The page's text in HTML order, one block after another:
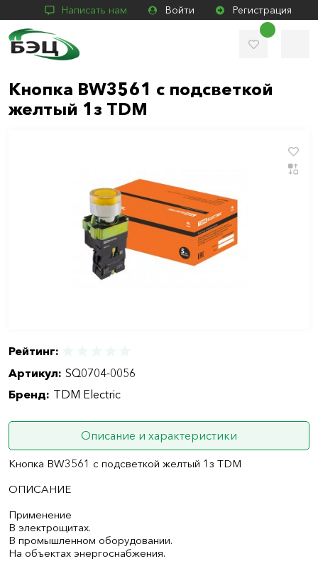
Написать нам Войти Регистрация
Кнопка BW3561 с подсветкой
желтый 1з TDM
Рейтинг:
Артикул: SQ0704-0056
Бренд: TDM Electric
Описание и характеристики
Кнопка BW3561 с подсветкой желтый 1з TDM
ОПИСАНИЕ
Применение
В электрощитах.
В промышленном оборудовании.
На объектах энергоснабжения.